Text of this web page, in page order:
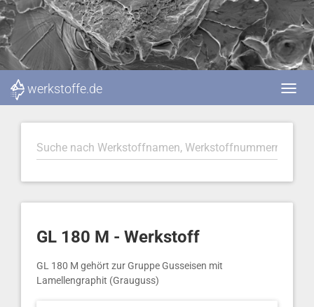
werkstoffe.de
GL 180 M - Werkstoff
GL 180 M gehört zur Gruppe Gusseisen mit
Lamellengraphit (Grauguss)